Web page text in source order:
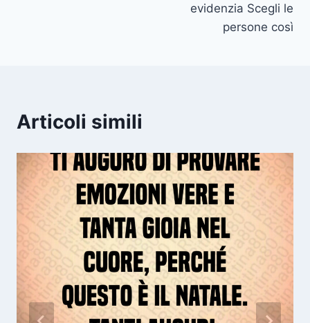
evidenzia Scegli le
persone così
Articoli simili